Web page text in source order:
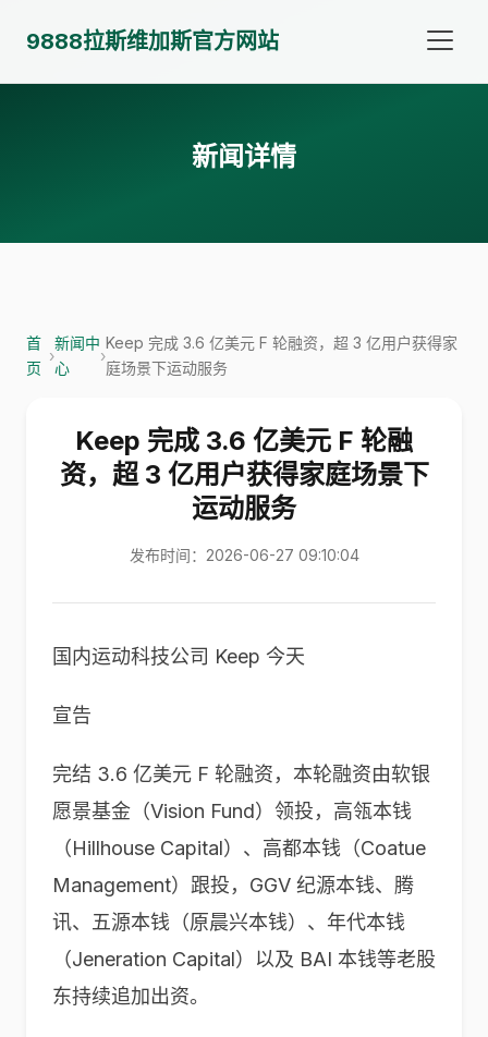
9888拉斯维加斯官方网站
新闻详情
首
页
›
新闻中
心
›
Keep 完成 3.6 亿美元 F 轮融资，超 3 亿用户获得家
庭场景下运动服务
Keep 完成 3.6 亿美元 F 轮融
资，超 3 亿用户获得家庭场景下
运动服务
发布时间：2026-06-27 09:10:04
国内运动科技公司 Keep 今天
宣告
完结 3.6 亿美元 F 轮融资，本轮融资由软银
愿景基金（Vision Fund）领投，高瓴本钱
（Hillhouse Capital）、高都本钱（Coatue
Management）跟投，GGV 纪源本钱、腾
讯、五源本钱（原晨兴本钱）、年代本钱
（Jeneration Capital）以及 BAI 本钱等老股
东持续追加出资。